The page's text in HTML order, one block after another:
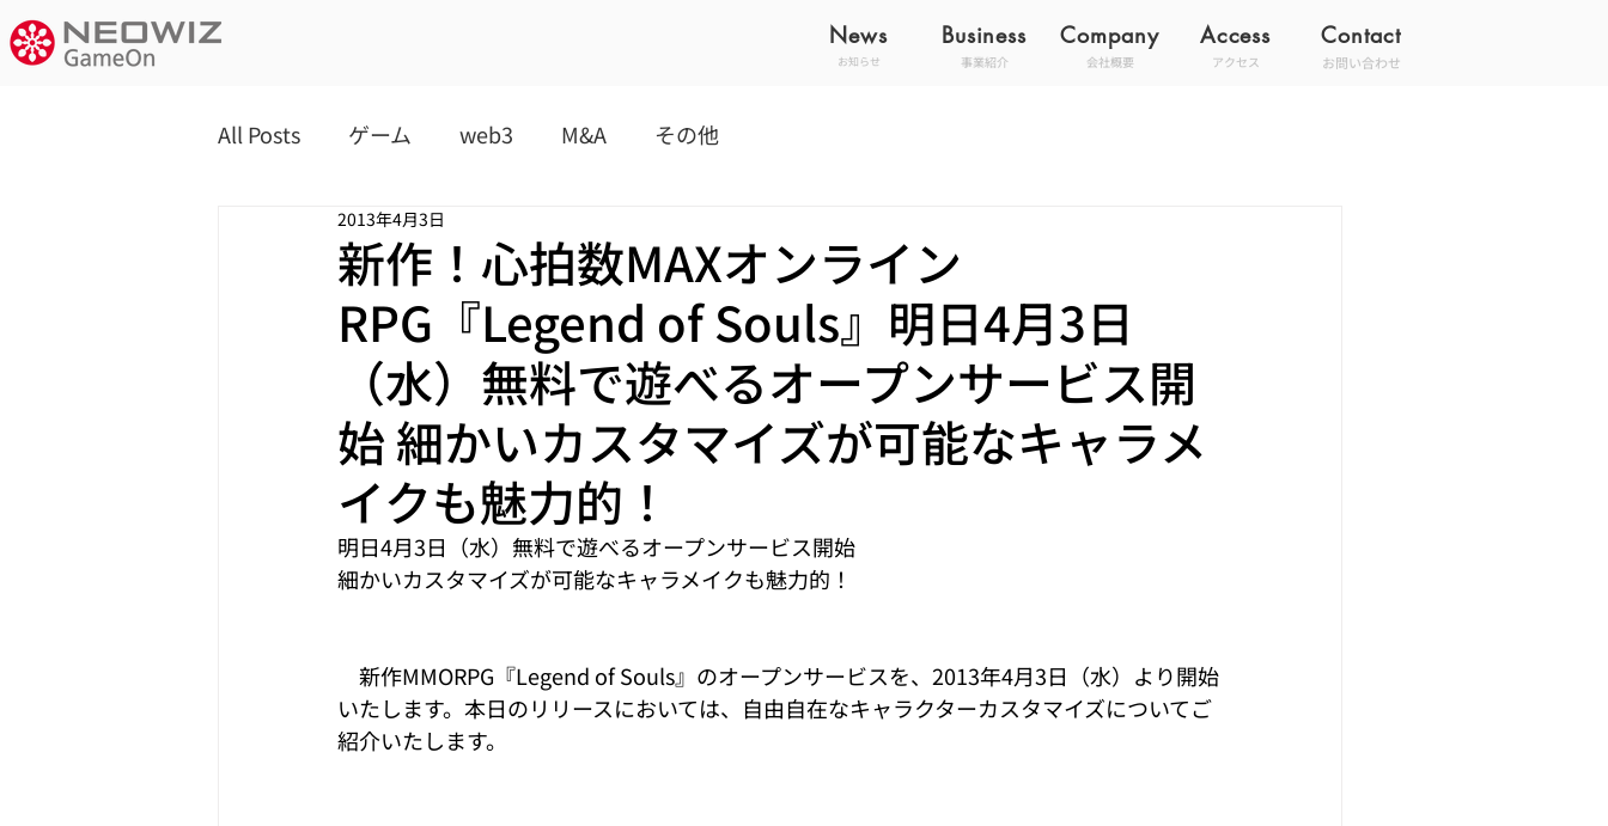
News Business
お知らせ 事業紹介
Access Contact
アクセス お問い合わせ
Company
会社概要
All Posts ゲーム web3 M&A その他
新作！心拍数MAXオンライン
RPG『Legend of Souls』明日4月3日
（水）無料で遊べるオープンサービス開
始 細かいカスタマイズが可能なキャラメ
イクも魅力的！
2013年4月3日
明日4月3日（水）無料で遊べるオープンサービス開始
細かいカスタマイズが可能なキャラメイクも魅力的！
新作MMORPG『Legend of Souls』のオープンサービスを、2013年4月3日（水）より開始
いたします。本日のリリースにおいては、自由自在なキャラクターカスタマイズについてご
紹介いたします。